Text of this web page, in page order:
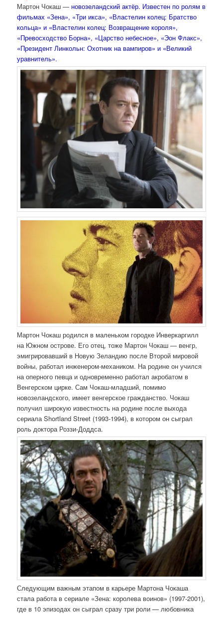
Мартон Чокаш —новозеландский актёр. Известен по ролям в
фильмах «Зена», «Три икса», «Властелин колец: Братство
кольца» и «Властелин колец: Возвращение короля»,
«Превосходство Борна», «Царство небесное», «Эон Флакс»,
«Президент Линкольн: Охотник на вампиров» и «Великий
уравнитель».
Мартон Чокаш родился в маленьком городке Инверкаргилл
на Южном острове. Его отец, тоже Мартон Чокаш — венгр,
эмигрировавший в Новую Зеландию после Второй мировой
войны, работал инженером-механиком. На родине он учился
на оперного певца и одновременно работал акробатом в
Венгерском цирке. Сам Чокаш-младший, помимо
новозеландского, имеет венгерское гражданство. Чокаш
получил широкую известность на родине после выхода
сериала Shortland Street (1993-1994), в котором он сыграл
роль доктора Роззи-Доддса.
Следующим важным этапом в карьере Мартона Чокаша
стала работа в сериале «Зена: королева воинов» (1997-2001),
где в 10 эпизодах он сыграл сразу три роли — любовника